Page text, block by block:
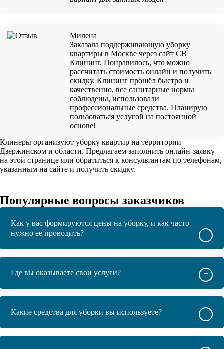
Милена
Заказала поддерживающую уборку
квартиры в Москве через сайт СВ
Клининг. Понравилось, что можно
рассчитать стоимость онлайн и получить
скидку. Клининг прошёл быстро и
качественно, все санитарные нормы
соблюдены, использовали
профессиональные средства. Планирую
пользоваться услугой на постоянной
основе!
Клинеры организуют уборку квартир на территории
Дзержинском и области. Предлагаем заполнить онлайн-заявку
на этой странице или обратиться к консультантам по телефонам,
указанным на сайте и получить скидку.
Популярные вопросы заказчиков
Как у вас формируются цены на уборку, и как часто
нужно ее проводить?
+
Где вы оказываете свои услуги? +
Какие средства для уборки вы используете? +